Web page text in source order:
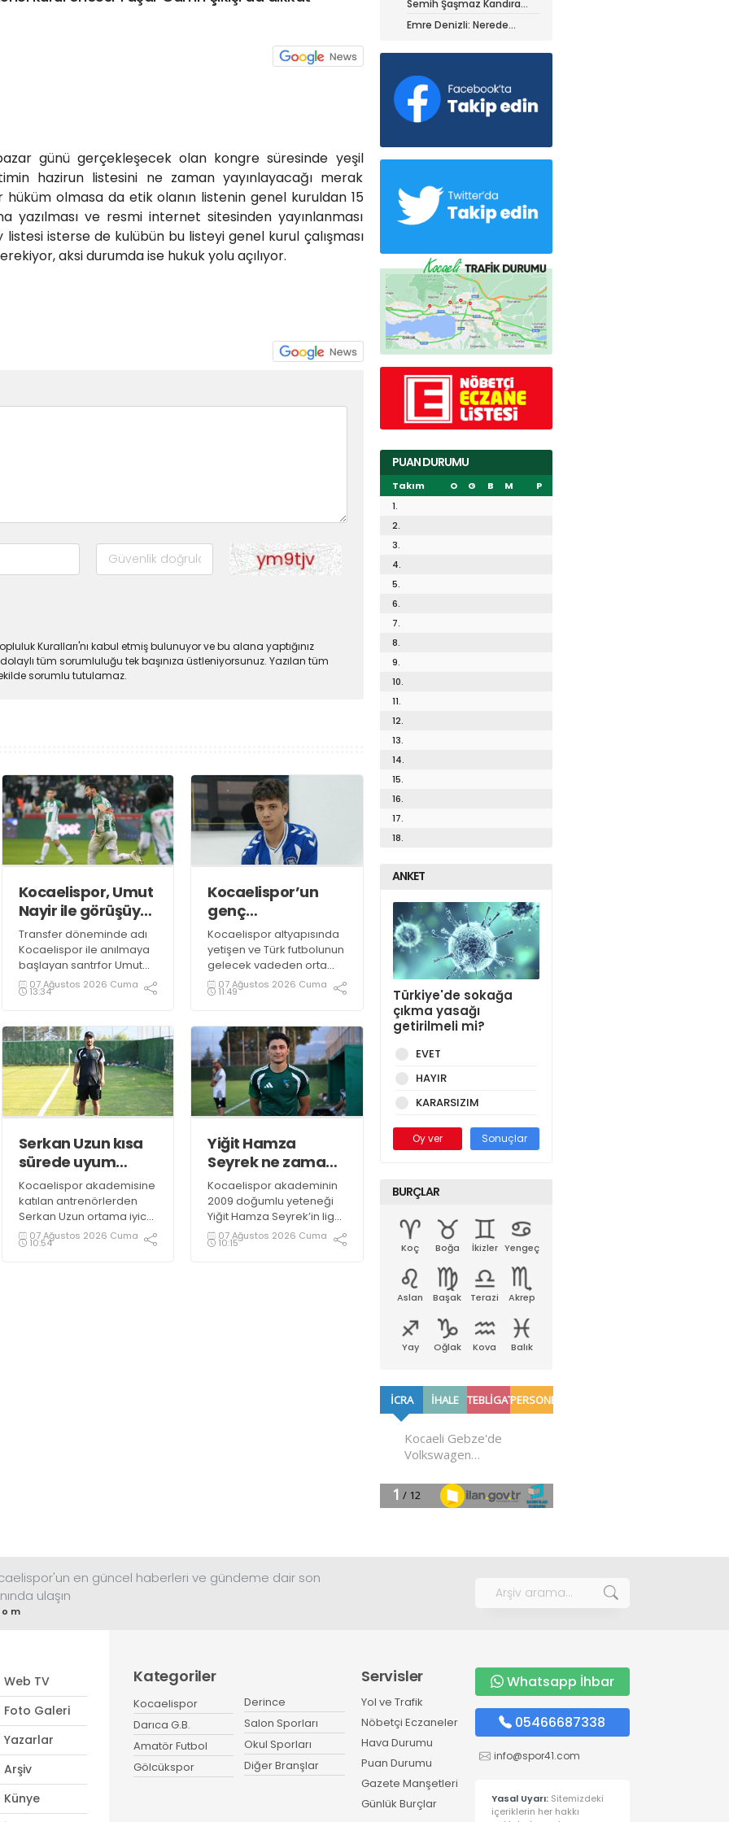
günü gerçekleşecek olan kongre süresinde yeşil
hazirun listesini ne zaman yayınlayacağı merak
olmasa da etik olanın listenin genel kuruldan 15
yazılması ve resmi internet sitesinden yayınlanması
isterse de kulübün bu listeyi genel kurul çalışması
aksi durumda ise hukuk yolu açılıyor.
Kuralları'nı kabul etmiş bulunuyor ve bu alana yaptığınız
tüm sorumluluğu tek başınıza üstleniyorsunuz. Yazılan tüm
sorumlu tutulamaz.
Kocaelispor, Umut
Nayir ile görüşüyor
mu?
Transfer döneminde adı
Kocaelispor ile anılmaya
başlayan santrfor Umut
Nayir için ortaya atılan
iddiaların gerçeği
07 Ağustos 2026 Cuma
13:34
Kocaelispor’un
genç
yeteneğiydi… Biga
ile anlaştı
Kocaelispor altyapısında
yetişen ve Türk futbolunun
gelecek vadeden orta
saha oyuncuları arasında
gösterilen Yağız Yolcu'nun
takımlarından Bigaspor ile
1+1 yıllık anlaşma sağladı.
07 Ağustos 2026 Cuma
11:49
Serkan Uzun kısa
sürede uyum
sağladı
Kocaelispor akademisine
katılan antrenörlerden
Serkan Uzun ortama iyice
ısındı. Uzun, yeşil siyahlı
kulüpte görev aldığı için
07 Ağustos 2026 Cuma
10:54
Yiğit Hamza
Seyrek ne zaman
sahalara
dönecek?
Kocaelispor akademinin
2009 doğumlu yeteneği
Yiğit Hamza Seyrek’in lige
kadar hazır olması
bekleniyor.
07 Ağustos 2026 Cuma
10:15
iz ile ayrıldı!
Semih Şaşmaz Kandıra
Gençlerbirliği’nde devam
dedi!
Emre Denizli: Nerede
PUAN DURUMU
Takım O G B M
P
1.
2.
3.
4.
5.
6.
7.
8.
9.
10.
11.
12.
13.
14.
15.
16.
17.
18.
ANKET
Türkiye'de sokağa
çıkma yasağı
getirilmeli mi?
EVET
HAYIR
KARARSIZIM
Oy ver Sonuçlar
BURÇLAR
Koç Boğa İkizler Yengeç
Aslan Başak Terazi Akrep
Yay Oğlak Kova Balık
en güncel haberleri ve gündeme dair son
ulaşın
Web TV
Foto Galeri
Yazarlar
Arşiv
Künye
Kategoriler
Kocaelispor
Darıca G.B.
Amatör Futbol
Gölcükspor
Derince
Salon Sporları
Okul Sporları
Diğer Branşlar
Servisler
Yol ve Trafik
Nöbetçi Eczaneler
Hava Durumu
Puan Durumu
Gazete Manşetleri
Günlük Burçlar
Whatsapp İhbar
05466687338
info@spor41.com
Yasal Uyarı: Sitemizdeki
içeriklerin her hakkı